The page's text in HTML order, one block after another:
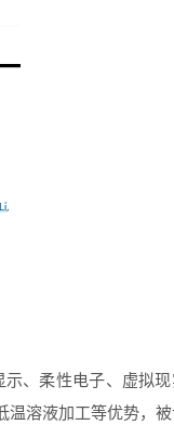
、柔性电子、虚拟现
温溶液加工等优势，被